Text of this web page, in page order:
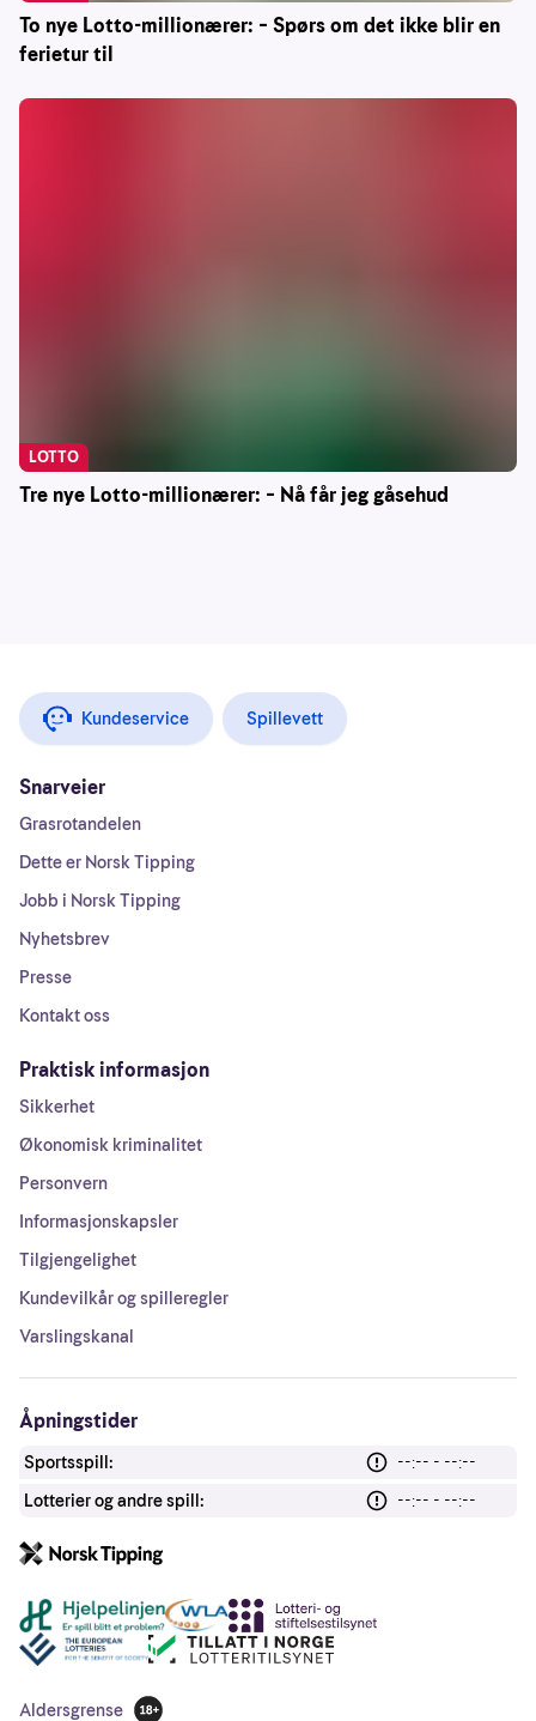
To nye Lotto-millionærer: – Spørs om det ikke blir en
ferietur til
Tre nye Lotto-millionærer: – Nå får jeg gåsehud
LOTTO
Kundeservice Spillevett
Snarveier
Grasrotandelen
Dette er Norsk Tipping
Jobb i Norsk Tipping
Nyhetsbrev
Presse
Kontakt oss
Praktisk informasjon
Sikkerhet
Økonomisk kriminalitet
Personvern
Informasjonskapsler
Tilgjengelighet
Kundevilkår og spilleregler
Varslingskanal
Åpningstider
Sportsspill:
--:-- - --:--
Lotterier og andre spill:
--:-- - --:--
Andre lenker
Aldersgrense